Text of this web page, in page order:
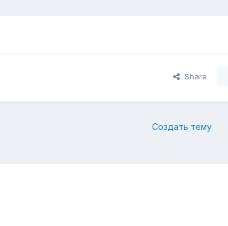
Share
Создать тему